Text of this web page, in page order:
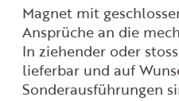
Magnet mit
Ansprüche an die
In ziehender oder
lieferbar und auf
Sonderausführungen